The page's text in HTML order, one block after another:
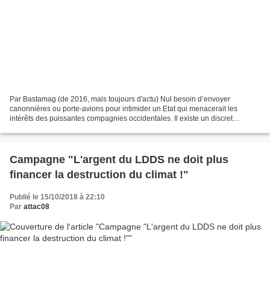
Par Bastamag (de 2016, mais toujours d'actu) Nul besoin d’envoyer
canonnières ou porte-avions pour intimider un Etat qui menacerait les
intérêts des puissantes compagnies occidentales. Il existe un discret
Campagne "L'argent du LDDS ne doit plus
financer la destruction du climat !"
Publié le 15/10/2018 à 22:10
Par attac08